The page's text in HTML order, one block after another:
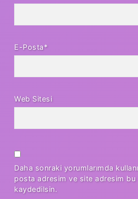
E-Posta*
Web Sitesi
Daha sonraki yorumlarımda
posta adresim ve site adresim bu
kaydedilsin.